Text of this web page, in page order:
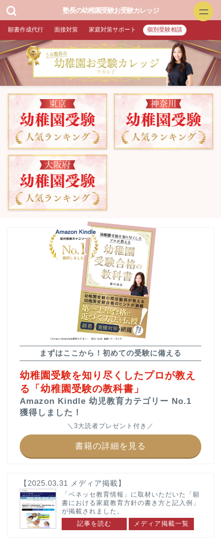
塾長の幼稚園受験お受験カレッジ
願書作成代行 面接対策 家庭対策サポート 個別受験相談
まずはここから！初めての受験に備える
幼稚園受験を知り尽くしたプロが教え
る「幼稚園受験の教科書」
Amazon Kindle 幼児教育カテゴリー No.1
獲得しました！
＼3大読者プレゼント付き／
書籍の詳細を見る
【2025.03.31 メディア掲載】
「ベネッセ教育情報」に取材いただいた「願
書における家庭教育方針の書き方と記入例」
が掲載されました。
記事を読む
メディア掲載一覧
幼稚園お受験
▲面接特訓・回答集 作成付き ▲願書作成・添削
▲家庭対策サポート
▲幼稚園受験合格の教科書 ▲教材販売（通販）
▲小学校受験をプロが解説
ご依頼までの流れ よくあるご質問
カテゴリー
幼稚園受験お悩み解決 東京都
新渡戸文化子ども園
国立学園附属かたばみ幼
麻布みこころ幼稚園